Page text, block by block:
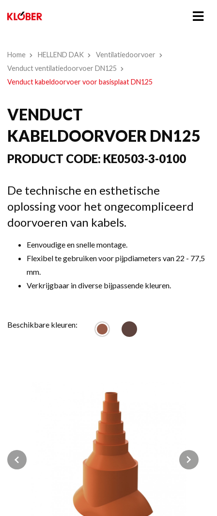
Home HELLEND DAK
Ventilatiedoorvoer
Venduct ventilatiedoorvoer DN125
Venduct kabeldoorvoer voor basisplaat DN125
VENDUCT
KABELDOORVOER DN125
PRODUCT CODE: KE0503-3-0100
De technische en esthetische
oplossing voor het ongecompliceerd
doorvoeren van kabels.
Eenvoudige en snelle montage.
Flexibel te gebruiken voor pijpdiameters van 22 - 77,5
mm.
Verkrijgbaar in diverse bijpassende kleuren.
Beschikbare kleuren:
Previous Next